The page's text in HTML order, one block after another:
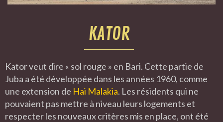
KATOR
Kator veut dire « sol rouge » en Bari. Cette partie de
Juba a été développée dans les années 1960, comme
une extension de Hai Malakia. Les résidents qui ne
pouvaient pas mettre à niveau leurs logements et
respecter les nouveaux critères mis en place, ont été